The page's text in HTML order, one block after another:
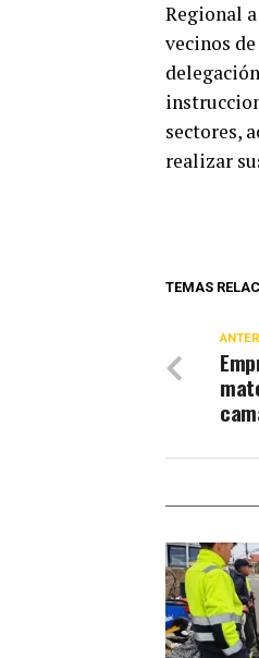
Regional
vecinos
sectores,
realizar
TEMAS